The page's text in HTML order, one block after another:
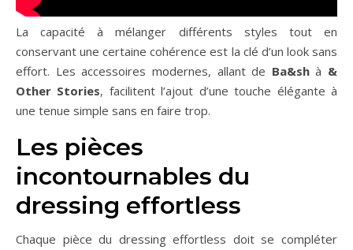
La capacité à mélanger différents styles tout en
conservant une certaine cohérence est la clé d’un look sans
effort. Les accessoires modernes, allant de Ba&shà &
Other Stories, facilitent l’ajout d’une touche élégante à
une tenue simple sans en faire trop.
Les pièces
incontournables du
dressing effortless
Chaque pièce du dressing effortless doit se compléter